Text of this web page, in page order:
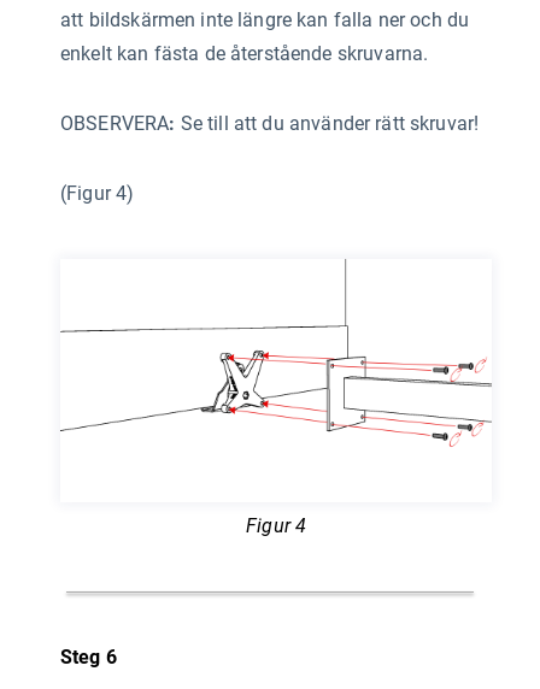
att bildskärmen inte längre kan falla ner och du
enkelt kan fästa de återstående skruvarna.
OBSERVERA: Se till att du använder rätt skruvar!
(Figur 4)
Figur 4
Steg 6